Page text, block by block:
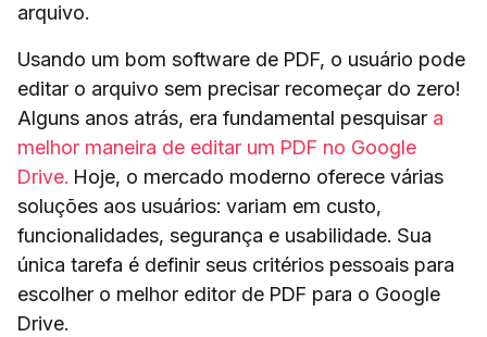
arquivo.
Usando um bom software de PDF, o usuário pode
editar o arquivo sem precisar recomeçar do zero!
Alguns anos atrás, era fundamental pesquisar a
melhor maneira de editar um PDF no Google
Drive. Hoje, o mercado moderno oferece várias
soluções aos usuários: variam em custo,
funcionalidades, segurança e usabilidade. Sua
única tarefa é definir seus critérios pessoais para
escolher o melhor editor de PDF para o Google
Drive.